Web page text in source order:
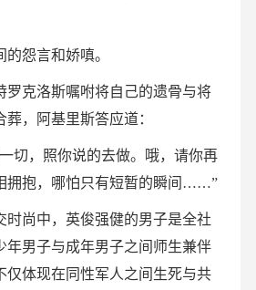
怨言和娇嗔。
罗克洛斯嘱咐将自己的遗骨与将
，阿基里斯答应道：
切，照你说的去做。哦，请你再
拥抱，哪怕只有短暂的瞬间……”
时尚中，英俊强健的男子是全社
年男子与成年男子之间师生兼伴
仅体现在同性军人之间生死与共